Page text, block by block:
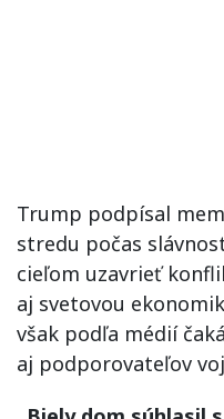
Trump podpísal
stredu počas
cieľom uzavrieť
aj svetovou
však podľa médií
aj podporovateľov